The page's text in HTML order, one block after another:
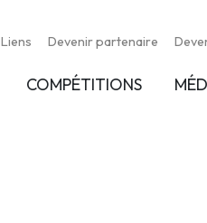
Liens Devenir partenaire
COMPÉTITIONS